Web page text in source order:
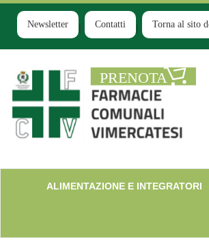
Passa
contenuto
principale
Newsletter Contatti Torna al sito
Farmacia
Comunale
ALIMENTAZIONE E INTEGRATORI